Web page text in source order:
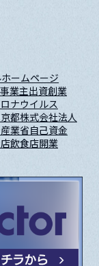
ホームページ
業主出資創業
ナウイルス
都株式会社法人
業省自己資金
飲食店開業